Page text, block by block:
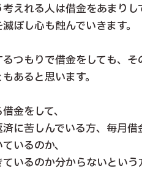
えれる人は借金をあまりし
ぼし心も蝕んでいきます。
つもりで借金をしても、
あると思います。
金をして、
に苦しんでいる方、毎月
いるのか、
いるのか分からないとい